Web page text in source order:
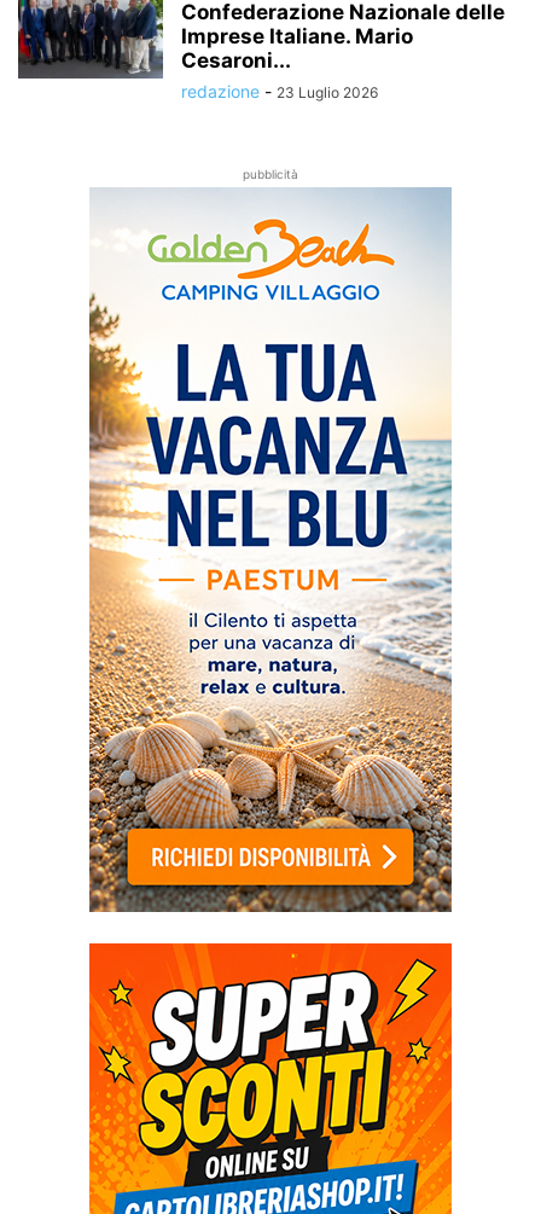
Confederazione Nazionale delle
Imprese Italiane. Mario
Cesaroni...
redazione - 23 Luglio 2026
pubblicità